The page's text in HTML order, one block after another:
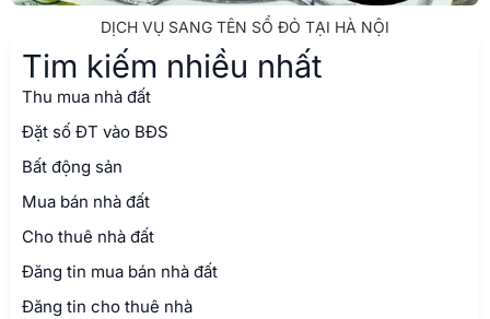
DỊCH VỤ SANG TÊN SỔ ĐỎ TẠI HÀ NỘI
Tim kiếm nhiều nhất
Thu mua nhà đất
Đặt số ĐT vào BĐS
Bất động sản
Mua bán nhà đất
Cho thuê nhà đất
Đăng tin mua bán nhà đất
Đăng tin cho thuê nhà